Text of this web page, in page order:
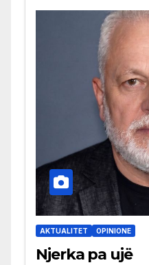
AKTUALITET OPINIONE
Njerka pa ujë